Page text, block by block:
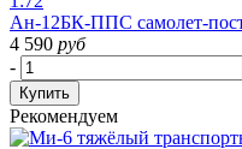
Ан-12БК-ППС самолет-
4 590 руб
-
Купить
Рекомендуем